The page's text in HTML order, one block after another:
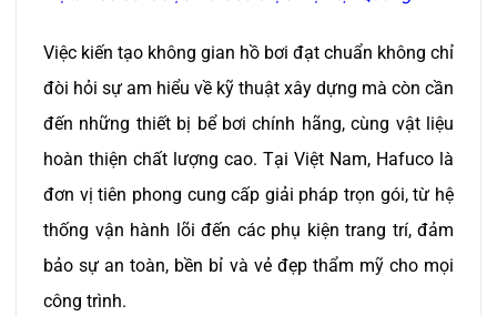
Việc kiến tạo không gian hồ bơi đạt chuẩn không chỉ
đòi hỏi sự am hiểu về kỹ thuật xây dựng mà còn cần
đến những thiết bị bể bơi chính hãng, cùng vật liệu
hoàn thiện chất lượng cao. Tại Việt Nam, Hafuco là
đơn vị tiên phong cung cấp giải pháp trọn gói, từ hệ
thống vận hành lõi đến các phụ kiện trang trí, đảm
bảo sự an toàn, bền bỉ và vẻ đẹp thẩm mỹ cho mọi
công trình.